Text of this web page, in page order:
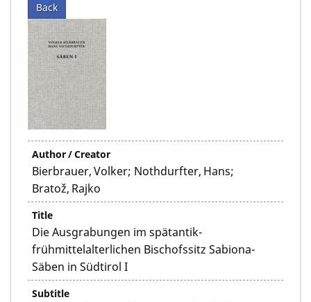
Back
Author / Creator
Bierbrauer, Volker; Nothdurfter, Hans;
Bratož, Rajko
Title
Die Ausgrabungen im spätantik-
frühmittelalterlichen Bischofssitz Sabiona-
Säben in Südtirol I
Subtitle